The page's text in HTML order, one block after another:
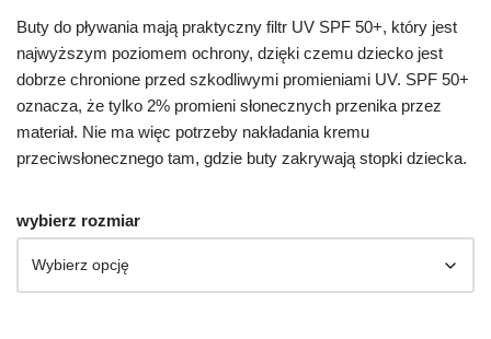
Buty do pływania mają praktyczny filtr UV SPF 50+, który jest
najwyższym poziomem ochrony, dzięki czemu dziecko jest
dobrze chronione przed szkodliwymi promieniami UV. SPF 50+
oznacza, że tylko 2% promieni słonecznych przenika przez
materiał. Nie ma więc potrzeby nakładania kremu
przeciwsłonecznego tam, gdzie buty zakrywają stopki dziecka.
wybierz rozmiar